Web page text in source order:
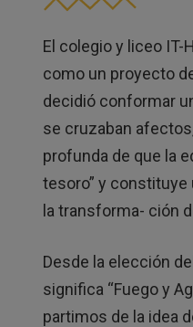
El colegio y liceo IT-
como un proyecto
decidió conformar
se cruzaban
profunda de que la
tesoro” y
la transforma- ción
Desde la elección
significa “Fuego y
partimos de la idea